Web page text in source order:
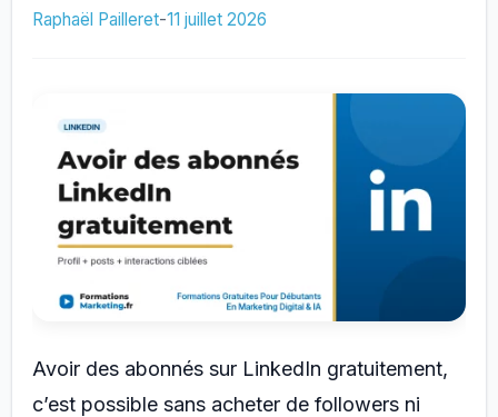
:
efficaces
(2026)
Raphaël Pailleret-11 juillet 2026
Avoir des abonnés sur LinkedIn gratuitement,
c’est possible sans acheter de followers ni